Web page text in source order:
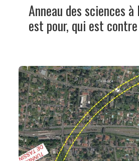
Anneau des sciences à
est pour, qui est